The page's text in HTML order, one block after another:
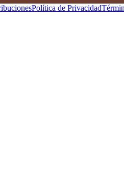
Política de Privacidad